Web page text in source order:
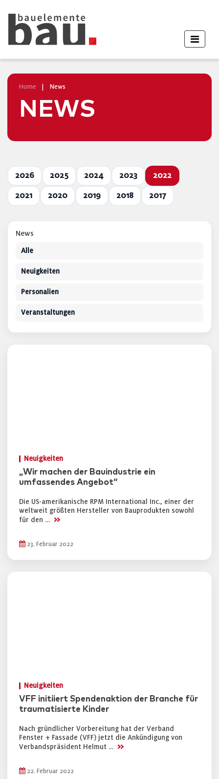
Home News
NEWS
2026 2025 2024 2023 2022
2021 2020 2019 2018 2017
Neuigkeiten
„Wir machen der Bauindustrie ein
umfassendes Angebot“
Die US-amerikanische RPM International Inc., einer der
weltweit größten Hersteller von Bauprodukten sowohl
für den … >>
23. Februar 2022
Neuigkeiten
VFF initiiert Spendenaktion der Branche für
traumatisierte Kinder
Nach gründlicher Vorbereitung hat der Verband
Fenster + Fassade (VFF) jetzt die Ankündigung von
Verbandspräsident Helmut … >>
22. Februar 2022
News
Alle
Neuigkeiten
Personalien
Veranstaltungen